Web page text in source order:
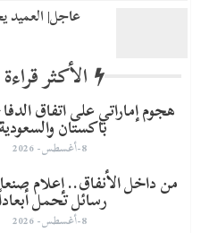
عاجل| العميد
الأكثر قراءة في
هجوم إماراتي على اتفاق
باكستان
8-أغسطس- 2026
من داخل الأنفاق.. إعلام
رسائل تحمل
8-أغسطس- 2026